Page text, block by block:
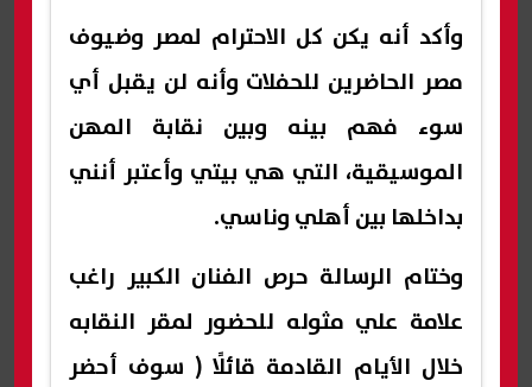
وأكد أنه يكن كل الاحترام لمصر وضيوف
مصر الحاضرين للحفلات وأنه لن يقبل أي
سوء فهم بينه وبين نقابة المهن
الموسيقية، التي هي بيتي وأعتبر أنني
بداخلها بين أهلي وناسي.
وختام الرسالة حرص الفنان الكبير راغب
علامة علي مثوله للحضور لمقر النقابه
خلال الأيام القادمة قائلًا ( سوف أحضر